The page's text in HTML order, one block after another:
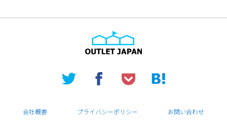
会社概要 プライバシーポリシー お問い合わせ